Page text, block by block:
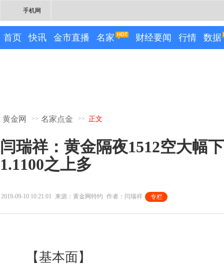
手机网
首页 快讯 金市直播 名家 财经要闻 行情 数据
黄金网 >> 名家点金 >> 正文
闫瑞祥：黄金隔夜1512空大幅
1.1100之上多
2019-09-10 10:21:01 来源：黄金网特约 作者：闫瑞祥 专栏
【基本面】